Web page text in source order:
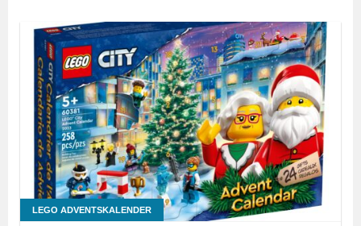
LEGO ADVENTSKALENDER